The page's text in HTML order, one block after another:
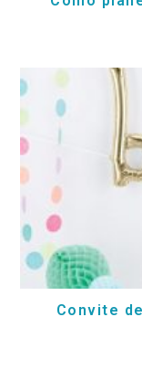
Convite